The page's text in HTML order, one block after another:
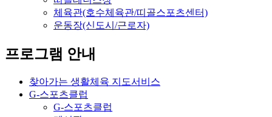
체육관(호수체육관/띠골스포츠센터)
운동장(신도시/근로자)
프로그램 안내
찾아가는 생활체육 지도서비스
G-스포츠클럽
G-스포츠클럽